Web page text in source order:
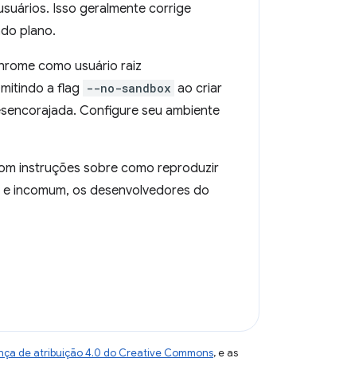
Isso geralmente corrige
plano.
como usuário raiz
a flag --no-sandbox ao criar
Configure seu ambiente
instruções sobre como reproduzir
incomum, os desenvolvedores do
de atribuição 4.0 do Creative Commons, e as